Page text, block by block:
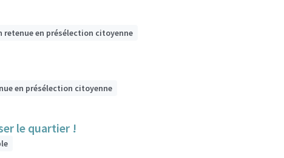
retenue en présélection citoyenne
en présélection citoyenne
le quartier !